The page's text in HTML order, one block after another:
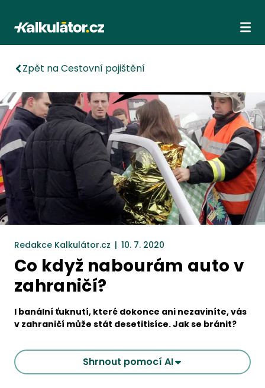
Kalkulátor.cz
Zpět na Cestovní pojištění
Redakce Kalkulátor.cz | 10. 7. 2020
Co když nabourám auto v
zahraničí?
I banální ťuknutí, které dokonce ani nezaviníte, vás
v zahraničí může stát desetitisíce. Jak se bránit?
Shrnout pomocí AI